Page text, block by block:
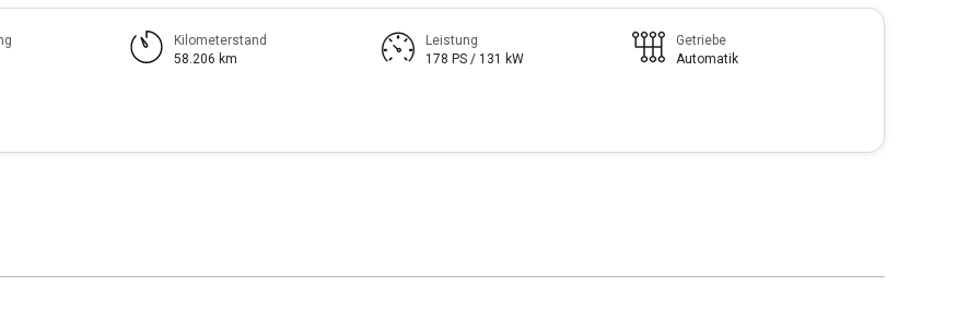
Kilometerstand
58.206 km
Leistung
178 PS / 131 kW
Getriebe
Automatik